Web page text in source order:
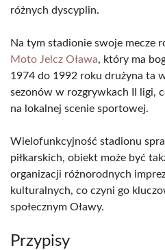
różnych dyscyplin.
Na tym stadionie swoje mecze
Moto Jelcz Oława, który ma
1974 do 1992 roku drużyna ta
sezonów w rozgrywkach II ligi,
na lokalnej scenie sportowej.
Wielofunkcyjność stadionu
piłkarskich, obiekt może być
organizacji różnorodnych
kulturalnych, co czyni go
społecznym Oławy.
Przypisy